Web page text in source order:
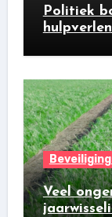
Politiek
Veel